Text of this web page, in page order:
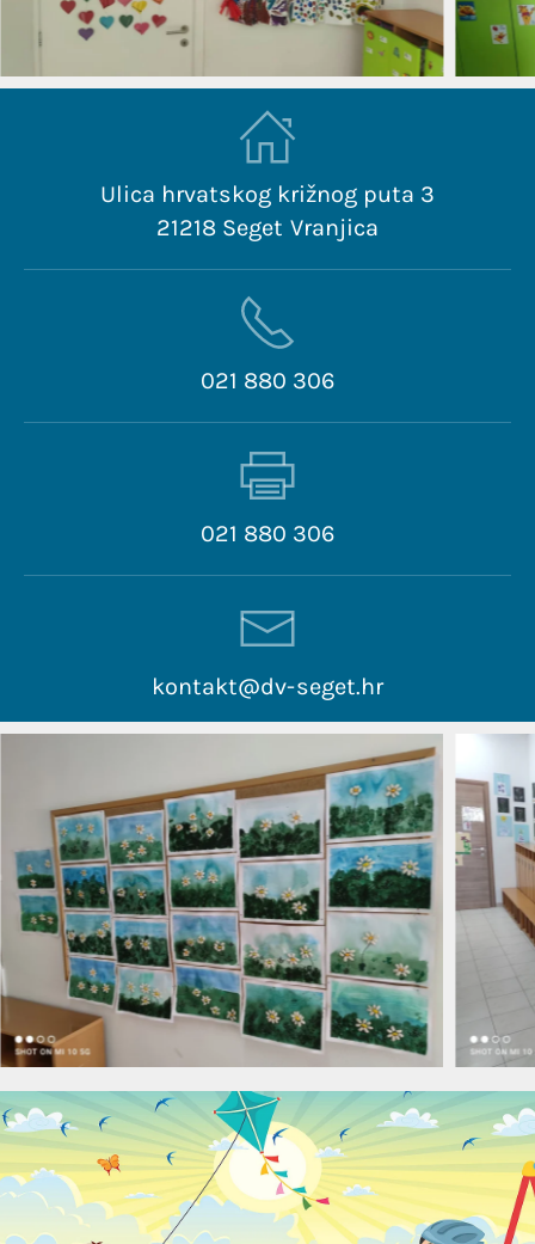
Ulica hrvatskog križnog puta 3
21218 Seget Vranjica
021 880 306
021 880 306
kontakt@dv-seget.hr